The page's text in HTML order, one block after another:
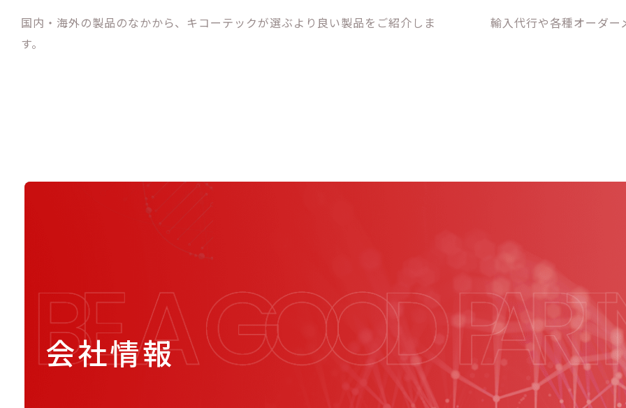
国内・海外の製品のなかから、キコーテックが選ぶより良い製品をご紹介しま
す。
輸入代行や各種オーダー
会社情報